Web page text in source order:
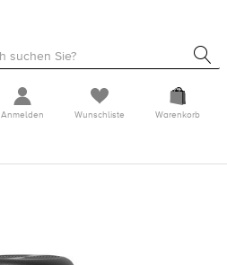
Anmelden Wunschliste Warenkorb